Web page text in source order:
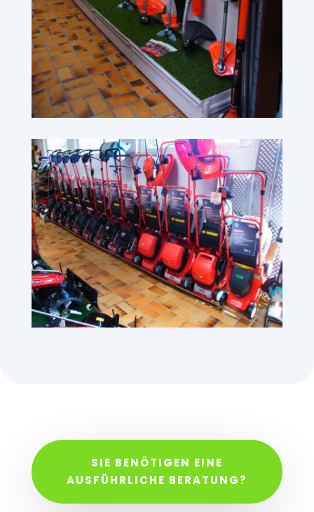
SIE BENÖTIGEN EINE
AUSFÜHRLICHE BERATUNG?